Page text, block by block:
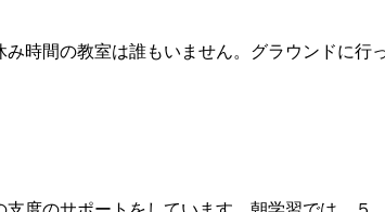
時間の教室は誰もいません。グラウンドに行